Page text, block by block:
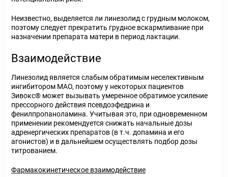
Неизвестно, выделяется ли линезолид с грудным молоком,
поэтому следует прекратить грудное вскармливание при
назначении препарата матери в период лактации.
Взаимодействие
Линезолид является слабым обратимым неселективным
ингибитором МАО, поэтому у некоторых пациентов
Зивокс® может вызывать умеренное обратимое усиление
прессорного действия псевдоэфедрина и
фенилпропаноламина. Учитывая это, при одновременном
применении рекомендуется снижать начальные дозы
адренергических препаратов (в т.ч. допамина и его
агонистов) и в дальнейшем осуществлять подбор дозы
титрованием.
Фармакокинетическое взаимодействие